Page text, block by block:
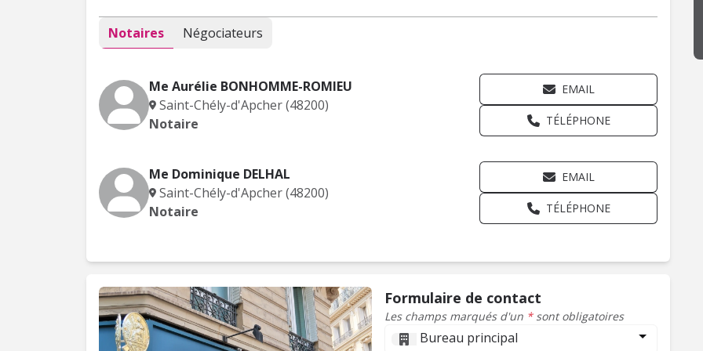
Notaires Négociateurs
Me Aurélie BONHOMME-ROMIEU
Saint-Chély-d'Apcher (48200)
Notaire
EMAIL
TÉLÉPHONE
Me Dominique DELHAL
Saint-Chély-d'Apcher (48200)
Notaire
EMAIL
TÉLÉPHONE
Formulaire de contact
Les champs marqués d'un *sont obligatoires
Bureau principal